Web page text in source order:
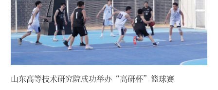
山东高等技术研究院成功举办“高研杯”篮球赛